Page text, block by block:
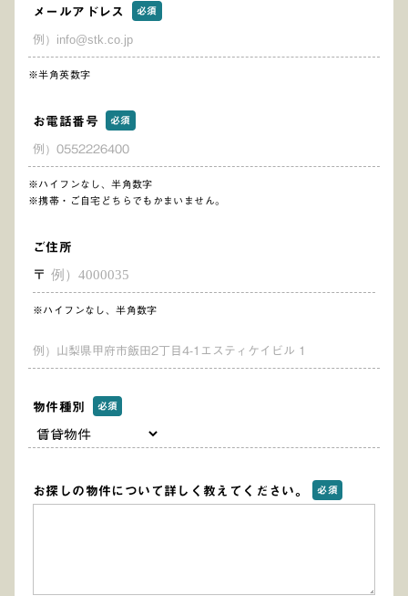
メールアドレス 必須
※半角英数字
お電話番号 必須
※ハイフンなし、半角数字
※携帯・ご自宅どちらでもかまいません。
ご住所
〒
※ハイフンなし、半角数字
物件種別 必須
お探しの物件について詳しく教えてください。 必須